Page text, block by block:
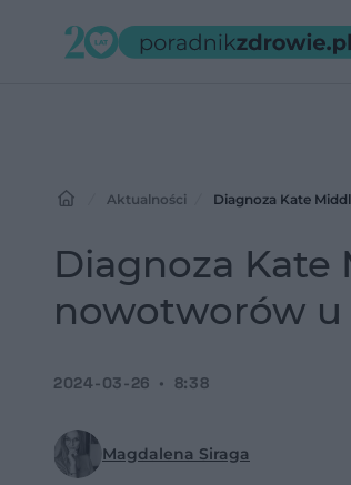
Aktualności Diagnoza Kate
Diagnoza
nowotworów u
Magdalena Siraga
2024-03-26 8:38